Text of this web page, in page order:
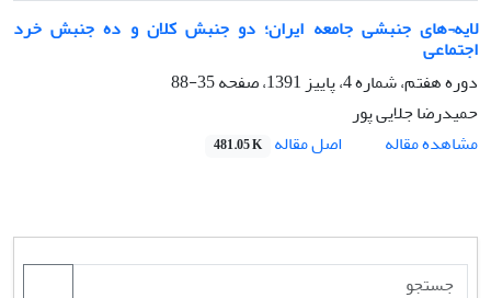
لایه¬های جنبشی جامعه ایران؛ دو جنبش کلان و ده جنبش خرد
اجتماعی
دوره هفتم، شماره 4، پاییز 1391، صفحه
35-88
حمیدرضا جلایی پور
مشاهده مقاله
اصل مقاله 481.05 K